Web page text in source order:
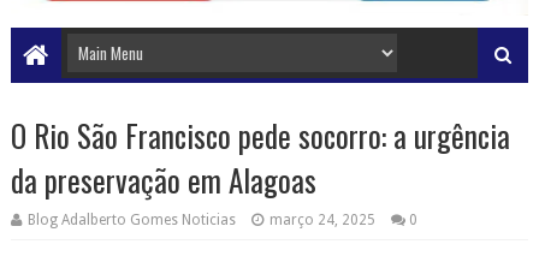
O Rio São Francisco pede socorro: a urgência
da preservação em Alagoas
Blog Adalberto Gomes Noticias março 24, 2025 0